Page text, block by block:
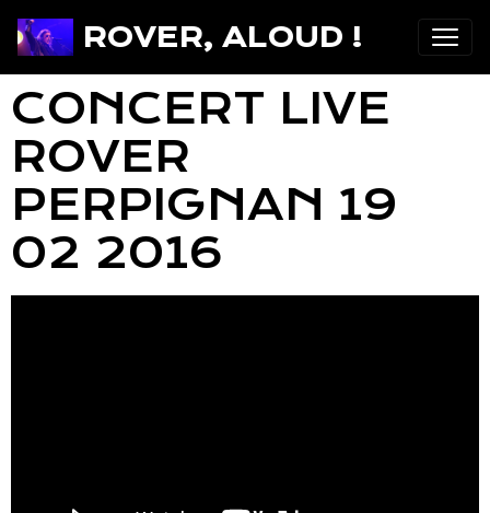
ROVER, ALOUD !
CONCERT LIVE
ROVER
PERPIGNAN 19
02 2016